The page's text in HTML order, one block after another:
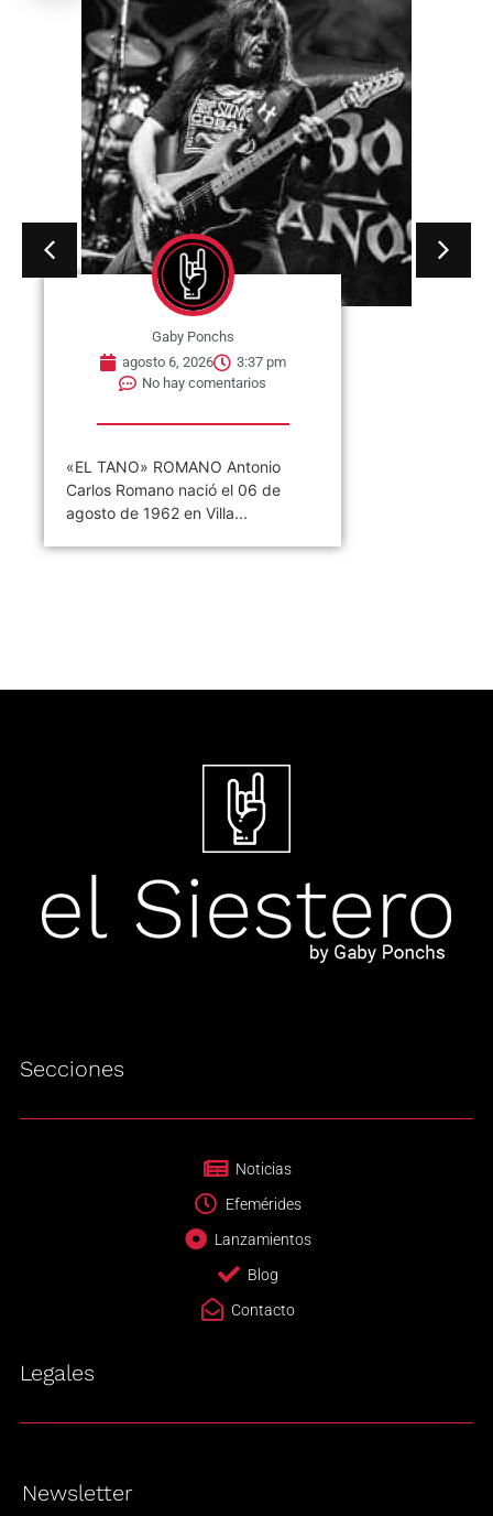
Gaby Ponchs
agosto 6, 2026
3:37 pm
No hay comentarios
«EL TANO» ROMANO Antonio
Carlos Romano nació el 06 de
agosto de 1962 en Villa...
Secciones
Noticias
Efemérides
Lanzamientos
Blog
Contacto
Legales
Newsletter